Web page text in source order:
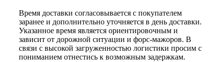
Время доставки согласовывается с покупателем
заранее и дополнительно уточняется в день доставки.
Указанное время является ориентировочным и
зависит от дорожной ситуации и форс-мажоров. В
связи с высокой загруженностью логистики просим с
пониманием отнестись к возможным задержкам.